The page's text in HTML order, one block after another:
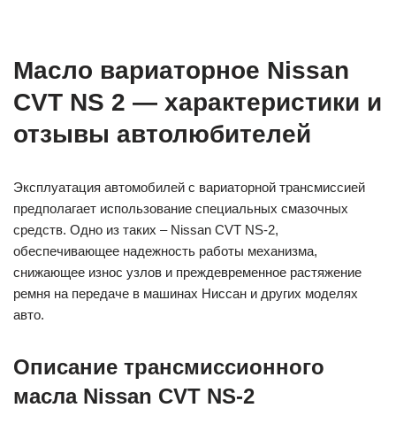
Масло вариаторное Nissan
CVT NS 2 — характеристики и
отзывы автолюбителей
Эксплуатация автомобилей с вариаторной трансмиссией
предполагает использование специальных смазочных
средств. Одно из таких – Nissan CVT NS-2,
обеспечивающее надежность работы механизма,
снижающее износ узлов и преждевременное растяжение
ремня на передаче в машинах Ниссан и других моделях
авто.
Описание трансмиссионного
масла Nissan CVT NS-2